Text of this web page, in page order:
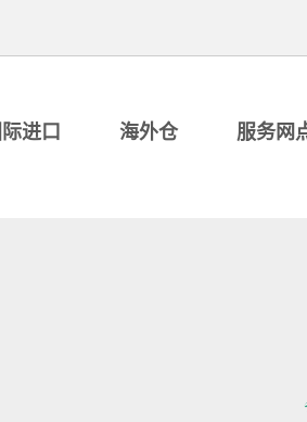
进口 海外仓 服务网